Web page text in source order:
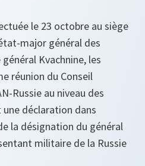
le 23 octobre au siège
major général des
Kvachnine, les
réunion du Conseil
Russie au niveau des
déclaration dans
la désignation du général
militaire de la Russie